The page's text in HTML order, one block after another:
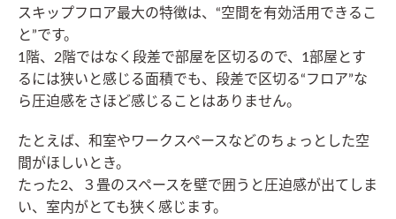
スキップフロア最大の特徴は、“空間を有効活用できるこ
と”です。
1階、2階ではなく段差で部屋を区切るので、1部屋とす
るには狭いと感じる面積でも、段差で区切る“フロア”な
ら圧迫感をさほど感じることはありません。
たとえば、和室やワークスペースなどのちょっとした空
間がほしいとき。
たった2、３畳のスペースを壁で囲うと圧迫感が出てしま
い、室内がとても狭く感じます。